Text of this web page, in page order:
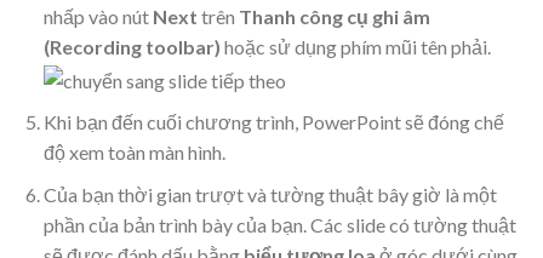
nhấp vào nút Next trên Thanh công cụ ghi âm
(Recording toolbar) hoặc sử dụng phím mũi tên phải.
Khi bạn đến cuối chương trình, PowerPoint sẽ đóng chế
độ xem toàn màn hình.
Của bạn thời gian trượt và tường thuật bây giờ là một
phần của bản trình bày của bạn. Các slide có tường thuật